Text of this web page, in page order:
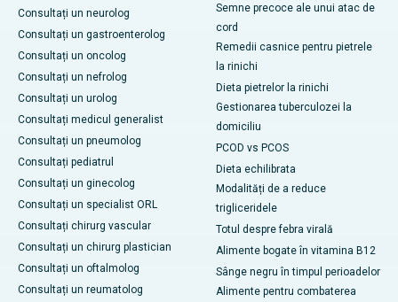
Consultați un neurolog
Consultați un gastroenterolog
Consultați un oncolog
Consultați un nefrolog
Consultați un urolog
Consultați medicul generalist
Consultați un pneumolog
Consultați pediatrul
Consultați un ginecolog
Consultați un specialist ORL
Consultați chirurg vascular
Consultați un chirurg plastician
Consultați un oftalmolog
Consultați un reumatolog
Semne precoce ale unui atac de
cord
Remedii casnice pentru pietrele
la rinichi
Dieta pietrelor la rinichi
Gestionarea tuberculozei la
domiciliu
PCOD vs PCOS
Dieta echilibrata
Modalități de a reduce
trigliceridele
Totul despre febra virală
Alimente bogate în vitamina B12
Sânge negru în timpul perioadelor
Alimente pentru combaterea